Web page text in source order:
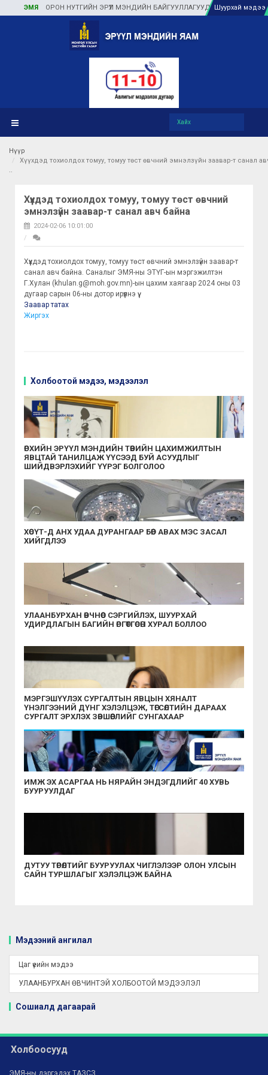
ЭМЯОРОН НУТГИЙН ЭРҮҮЛ МЭНДИЙН БАЙГУУЛЛАГУУДАД ТУЛГАМДАЖ
Шуурхай мэдээ
Нүүр
Хүүхдэд тохиолдох томуу, томуу төст өвчний эмнэлзүйн заавар-т санал
Хүүхдэд тохиолдох томуу, томуу төст өвчний
эмнэлзүйн заавар-т санал авч байна
2024-02-06 10:01:00
Хүүхдэд тохиолдох томуу, томуу төст өвчний эмнэлзүйн заавар-т
санал авч байна. Саналыг ЭМЯ-ны ЭТҮГ-ын мэргэжилтэн
Г.Хулан (khulan.g@moh.gov.mn)-ын цахим хаягаар 2024 оны 03
дугаар сарын 06-ны дотор ирүүлнэ үү.
Заавар татах
Жиргэх
Холбоотой мэдээ, мэдээлэл
ӨРХИЙН ЭРҮҮЛ МЭНДИЙН ТӨВИЙН ЦАХИМЖИЛТЫН
ЯВЦТАЙ ТАНИЛЦАЖ ҮҮСЭЭД БУЙ АСУУДЛЫГ
ШИЙДВЭРЛЭХИЙГ ҮҮРЭГ БОЛГОЛОО
ХӨСҮТ-Д АНХ УДАА ДУРАНГААР БӨӨР АВАХ МЭС ЗАСАЛ
ХИЙГДЛЭЭ
УЛААНБУРХАН ӨВЧНӨӨС СЭРГИЙЛЭХ, ШУУРХАЙ
УДИРДЛАГЫН БАГИЙН ӨРГӨТГӨСӨН ХУРАЛ БОЛЛОО
МЭРГЭШҮҮЛЭХ СУРГАЛТЫН ЯВЦЫН ХЯНАЛТ
ҮНЭЛГЭЭНИЙ ДҮНГ ХЭЛЭЛЦЭЖ, ТӨГСӨЛТИЙН ДАРААХ
СУРГАЛТ ЭРХЛЭХ ЗӨВШӨӨРЛИЙГ СУНГАХААР
ИМЖ ЭХ АСАРГАА НЬ НЯРАЙН ЭНДЭГДЛИЙГ 40 ХУВЬ
БУУРУУЛДАГ
ДУТУУ ТӨРӨЛТИЙГ БУУРУУЛАХ ЧИГЛЭЛЭЭР ОЛОН УЛСЫН
САЙН ТУРШЛАГЫГ ХЭЛЭЛЦЭЖ БАЙНА
Мэдээний ангилал
Цаг үеийн мэдээ
УЛААНБУРХАН ӨВЧИНТЭЙ ХОЛБООТОЙ МЭДЭЭЛЭЛ
Сошиалд дагаарай
Холбоосууд